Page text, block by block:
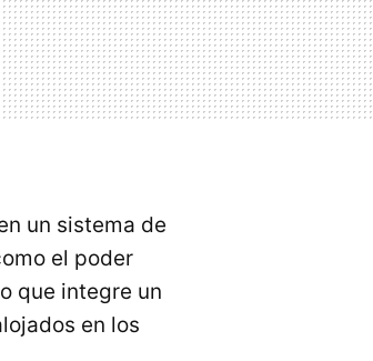
un sistema de
el poder
que integre un
en los